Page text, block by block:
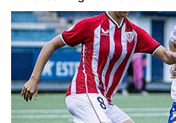
Herri-kirolak
Eskubaloia
Kirolak 360